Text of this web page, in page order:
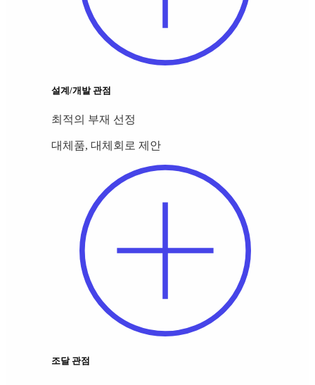
설계/개발 관점
최적의 부재 선정
대체품, 대체회로 제안
조달 관점